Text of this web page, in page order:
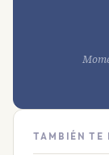
TAMBIÉN TE